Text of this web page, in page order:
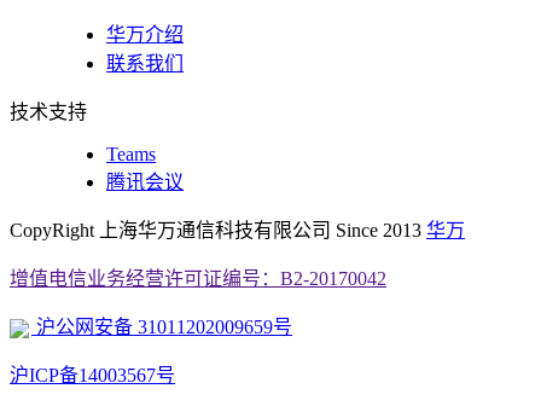
华万介绍
联系我们
技术支持
Teams
腾讯会议
CopyRight 上海华万通信科技有限公司 Since 2013 华万
增值电信业务经营许可证编号：B2-20170042
沪公网安备 31011202009659号
沪ICP备14003567号